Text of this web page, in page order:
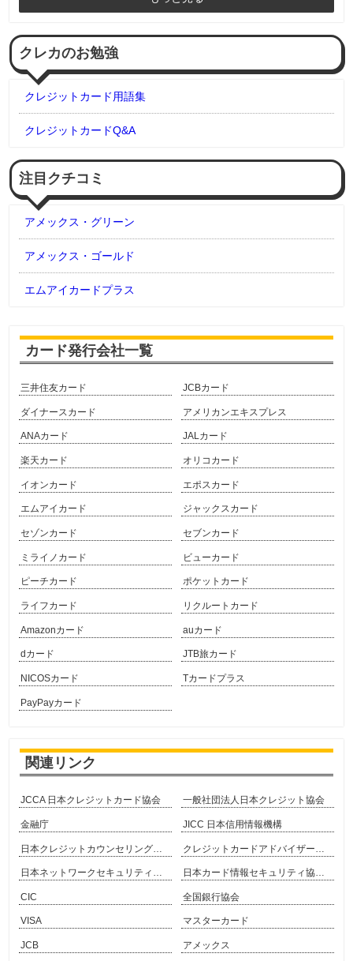
クレカのお勉強
クレジットカード用語集
クレジットカードQ&A
注目クチコミ
アメックス・グリーン
アメックス・ゴールド
エムアイカードプラス
カード発行会社一覧
三井住友カード JCBカード
ダイナースカード アメリカンエキスプレス
ANAカード JALカード
楽天カード オリコカード
イオンカード エポスカード
エムアイカード ジャックスカード
セゾンカード セブンカード
ミライノカード ビューカード
ピーチカード ポケットカード
ライフカード リクルートカード
Amazonカード auカード
dカード JTB旅カード
NICOSカード Tカードプラス
PayPayカード
関連リンク
JCCA 日本クレジットカード協会 一般社団法人日本クレジット協会
金融庁 JICC 日本信用情報機構
日本ネットワークセキュリティ協会 日本カード情報セキュリティ協議会
CIC 全国銀行協会
VISA マスターカード
JCB アメックス